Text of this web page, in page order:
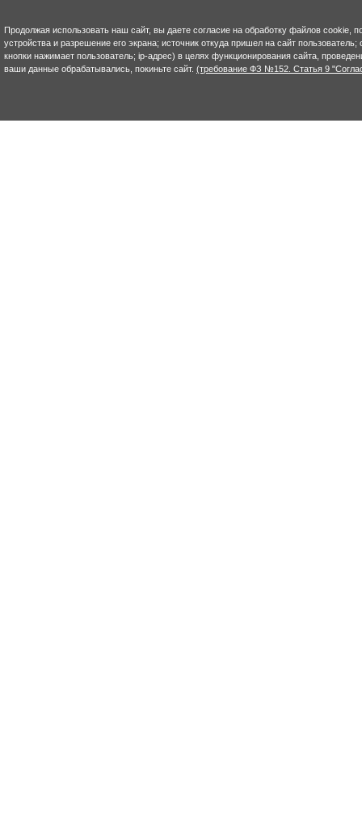
Продолжая использовать наш сайт, вы даете согласие на обработку файлов
устройства и разрешение его экрана; источник откуда пришел на сайт
кнопки нажимает пользователь; ip-адрес) в целях функционирования сайта,
ваши данные обрабатывались, покиньте сайт. (требование ФЗ №152. Статья 9